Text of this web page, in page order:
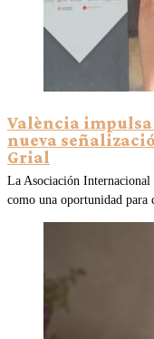
València impulsa
nueva
Grial
La Asociación Internacional
como una oportunidad para